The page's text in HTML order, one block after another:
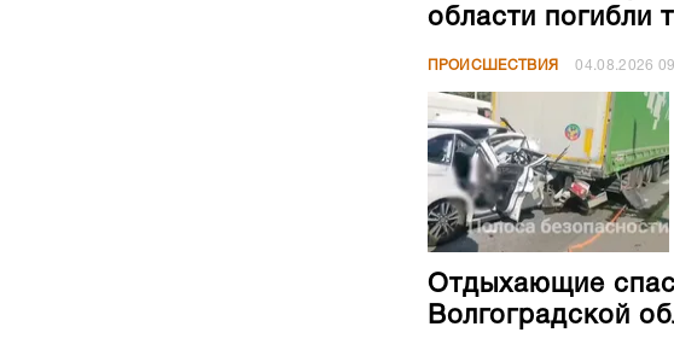
области погибли
ПРОИСШЕСТВИЯ 04.08.2026
Отдыхающие
Волгоградской